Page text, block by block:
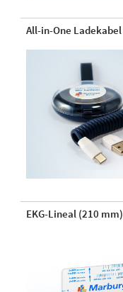
All-in-One Ladekabel
EKG-Lineal (210 mm)